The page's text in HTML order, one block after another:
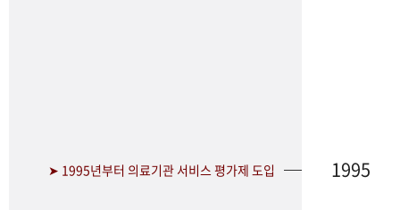
➤ 1995년부터 의료기관 서비스 평가제 도입 1995